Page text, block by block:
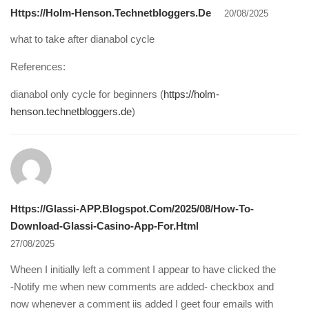
Https://holm-Henson.technetbloggers.de 20/08/2025
what to take after dianabol cycle
References:
dianabol only cycle for beginners (https://holm-
henson.technetbloggers.de)
Https://Glassi-APP.Blogspot.com/2025/08/how-To-
Download-Glassi-Casino-App-For.html
27/08/2025
Wheen I initially left a comment I appear to have clicked the
-Notify me when new comments are added- checkbox and
now whenever a comment iis added I geet four emails with